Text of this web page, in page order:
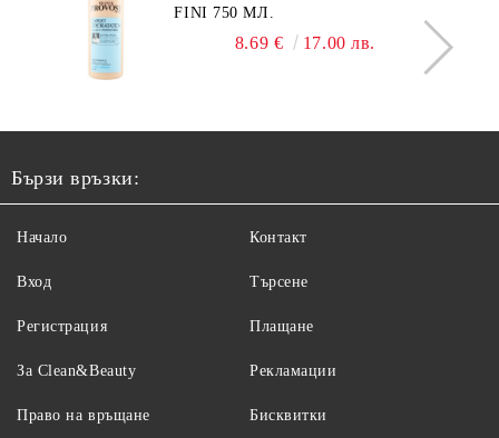
FINI 750 МЛ.
8.69 € 17.00 лв.
Бързи връзки:
Начало
Вход
Регистрация
За Clean&Beauty
Контакт
Търсене
Плащане
Рекламации
Право на връщане Бисквитки